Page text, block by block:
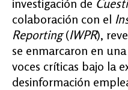
investigación de
colaboración con el
Reporting(IWPR),
se enmarcaron en
voces críticas bajo la
desinformación